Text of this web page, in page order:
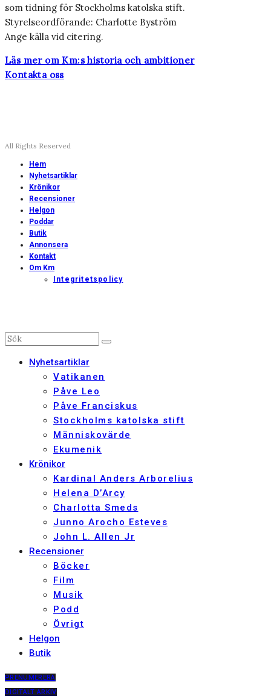
som tidning för Stockholms katolska stift.
Styrelseordförande: Charlotte Byström
Ange källa vid citering.
Läs mer om Km:s historia och ambitioner
Kontakta oss
All Rights Reserved
Hem
Nyhetsartiklar
Krönikor
Recensioner
Helgon
Poddar
Butik
Annonsera
Kontakt
Om Km
Integritetspolicy
Nyhetsartiklar
Vatikanen
Påve Leo
Påve Franciskus
Stockholms katolska stift
Människovärde
Ekumenik
Krönikor
Kardinal Anders Arborelius
Helena D’Arcy
Charlotta Smeds
Junno Arocho Esteves
John L. Allen Jr
Recensioner
Böcker
Film
Musik
Podd
Övrigt
Helgon
Butik
PRENUMERERA
DIGITALT ARKIV